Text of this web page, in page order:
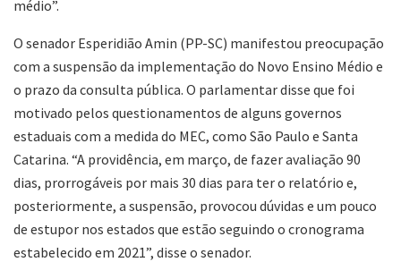
médio”.
O senador Esperidião Amin (PP-SC) manifestou preocupação
com a suspensão da implementação do Novo Ensino Médio e
o prazo da consulta pública. O parlamentar disse que foi
motivado pelos questionamentos de alguns governos
estaduais com a medida do MEC, como São Paulo e Santa
Catarina. “A providência, em março, de fazer avaliação 90
dias, prorrogáveis por mais 30 dias para ter o relatório e,
posteriormente, a suspensão, provocou dúvidas e um pouco
de estupor nos estados que estão seguindo o cronograma
estabelecido em 2021”, disse o senador.